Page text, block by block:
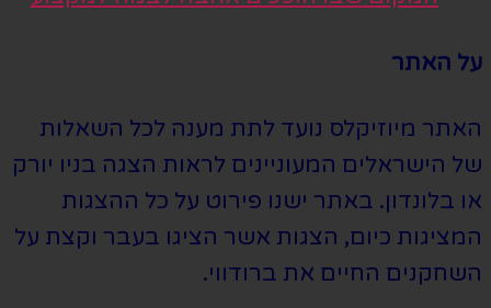
על האתר
האתר מיוזיקלס נועד לתת מענה לכל השאלות
של הישראלים המעוניינים לראות הצגה בניו יורק
או בלונדון. באתר ישנו פירוט על כל ההצגות
המציגות כיום, הצגות אשר הציגו בעבר וקצת על
השחקנים החיים את ברודווי.